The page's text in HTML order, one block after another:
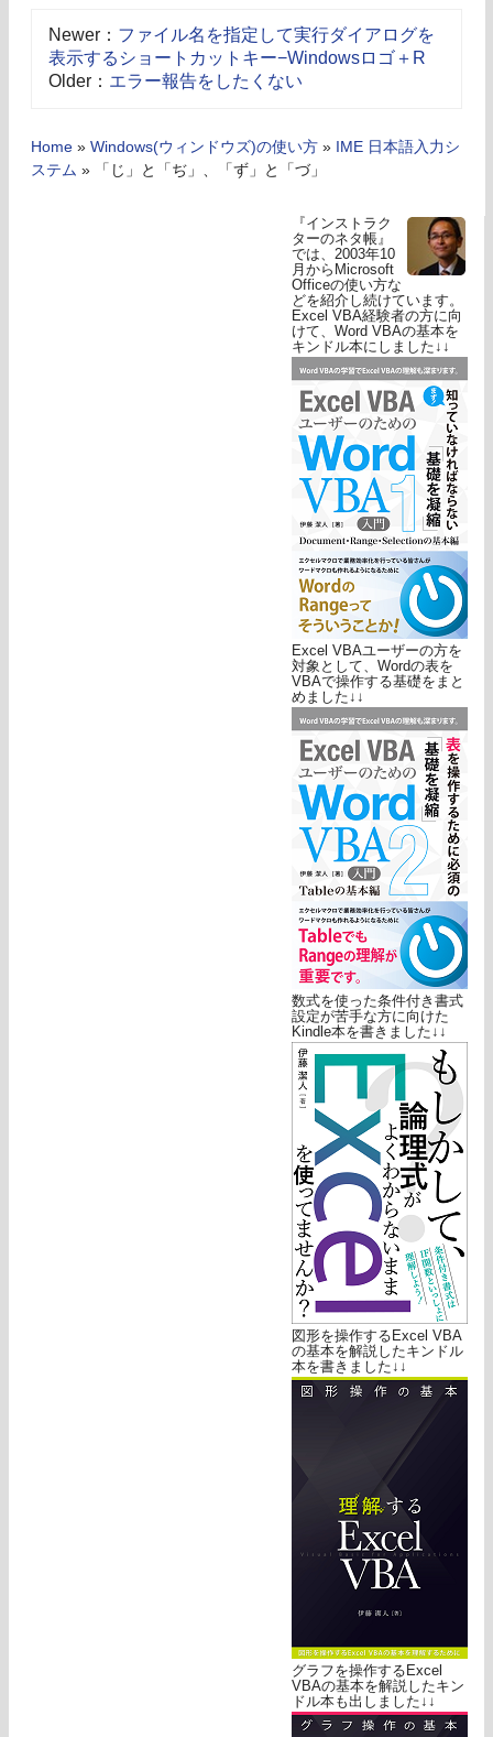
Newer： ファイル名を指定して実行ダイアログを
表示するショートカットキー−Windowsロゴ＋R
Older： エラー報告をしたくない
Home » Windows(ウィンドウズ)の使い方 »
IME 日本語入力シ
ステム » 「じ」と「ぢ」、「ず」と「づ」
『インストラク
ターのネタ帳』
では、2003年10
月からMicrosoft
Officeの使い方な
どを紹介し続けています。
Excel VBA経験者の方に向
けて、Word VBAの基本を
キンドル本にしました↓↓
Excel VBAユーザーの方を
対象として、Wordの表を
VBAで操作する基礎をまと
めました↓↓
数式を使った条件付き書式
設定が苦手な方に向けた
Kindle本を書きました↓↓
図形を操作するExcel VBA
の基本を解説したキンドル
本を書きました↓↓
グラフを操作するExcel
VBAの基本を解説したキン
ドル本も出しました↓↓